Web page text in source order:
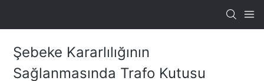
Şebeke Kararlılığının
Sağlanmasında Trafo Kutusu